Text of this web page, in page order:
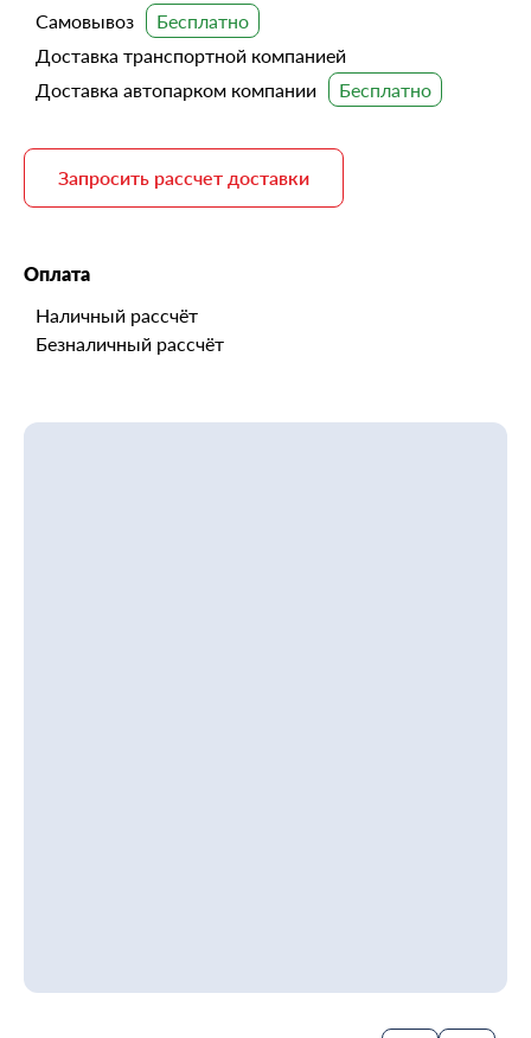
Самовывоз
Доставка транспортной компанией
Доставка автопарком компании
Запросить рассчет доставки
Оплата
Наличный рассчёт
Безналичный рассчёт